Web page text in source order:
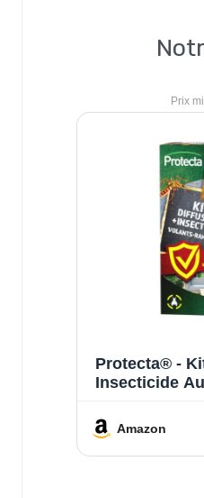
Protecta® -
Insecticide
Pyrèthre 250
Moustiques
Rampants -
Amazon